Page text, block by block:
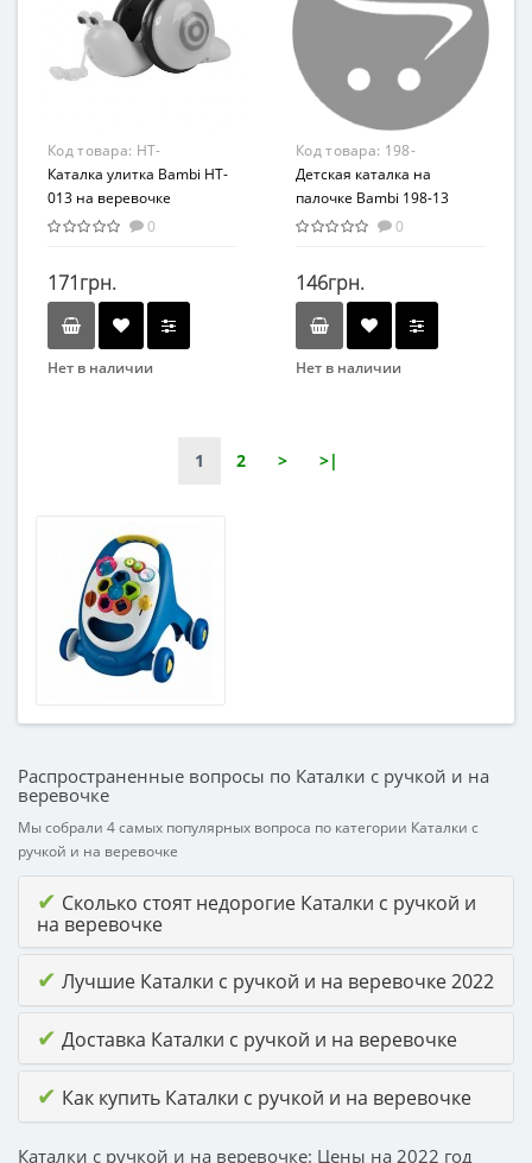
Возраст
От 3-х лет
Возрастная группа
Пластик
Код товара: HT-
013(Green-Blue)
Каталка улитка Bambi HT-
013 на веревочке
(Зеленый )
0
171грн.
Нет в наличии
Код товара: 198-
13(Yellow-Orange)
Детская каталка на
палочке Bambi 198-13
(Желто-Оранжевый)
0
146грн.
Нет в наличии
1 2 > >|
Распространенные вопросы по Каталки с ручкой и на
веревочке
Мы собрали 4 самых популярных вопроса по категории Каталки с
ручкой и на веревочке
✔ Сколько стоят недорогие Каталки с ручкой и
на веревочке
✔ Лучшие Каталки с ручкой и на веревочке 2022
✔ Доставка Каталки с ручкой и на веревочке
✔ Как купить Каталки с ручкой и на веревочке
Каталки с ручкой и на веревочке: Цены на 2022 год